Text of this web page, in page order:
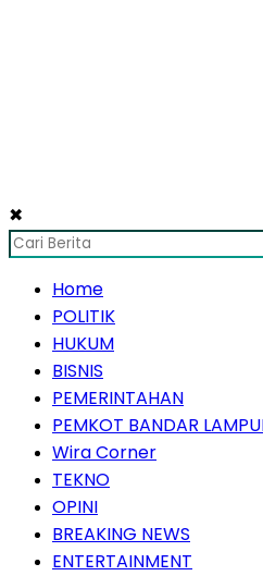
✖
Home
POLITIK
HUKUM
BISNIS
PEMERINTAHAN
PEMKOT BANDAR
Wira Corner
TEKNO
OPINI
BREAKING NEWS
ENTERTAINMENT